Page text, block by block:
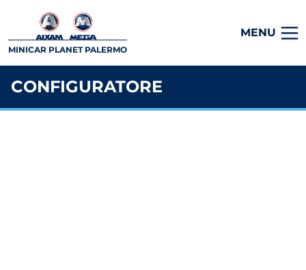
MINICAR PLANET PALERMO
MENU
CONFIGURATORE